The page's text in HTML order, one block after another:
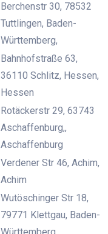
Berchenstr 30, 78532
Tuttlingen, Baden-
Württemberg,
Bahnhofstraße 63,
36110 Schlitz, Hessen,
Hessen
Rotäckerstr 29, 63743
Aschaffenburg,,
Aschaffenburg
Verdener Str 46, Achim,
Achim
Wutöschinger Str 18,
79771 Klettgau, Baden-